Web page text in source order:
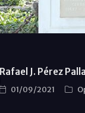
Rafael J. Pérez
01/09/2021